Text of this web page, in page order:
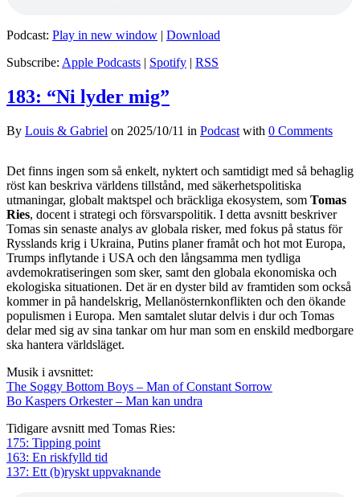
Podcast: Play in new window | Download
Subscribe: Apple Podcasts | Spotify | RSS
183: “Ni lyder mig”
By Louis & Gabriel on 2025/10/11 in Podcast with 0 Comments
Det finns ingen som så enkelt, nyktert och samtidigt med så behaglig
röst kan beskriva världens tillstånd, med säkerhetspolitiska
utmaningar, globalt maktspel och bräckliga ekosystem, som Tomas
Ries, docent i strategi och försvarspolitik. I detta avsnitt beskriver
Tomas sin senaste analys av globala risker, med fokus på status för
Rysslands krig i Ukraina, Putins planer framåt och hot mot Europa,
Trumps inflytande i USA och den långsamma men tydliga
avdemokratiseringen som sker, samt den globala ekonomiska och
ekologiska situationen. Det är en dyster bild av framtiden som också
kommer in på handelskrig, Mellanösternkonflikten och den ökande
populismen i Europa. Men samtalet slutar delvis i dur och Tomas
delar med sig av sina tankar om hur man som en enskild medborgare
ska hantera världsläget.
Musik i avsnittet:
The Soggy Bottom Boys – Man of Constant Sorrow
Bo Kaspers Orkester – Man kan undra
Tidigare avsnitt med Tomas Ries:
175: Tipping point
163: En riskfylld tid
137: Ett (b)ryskt uppvaknande